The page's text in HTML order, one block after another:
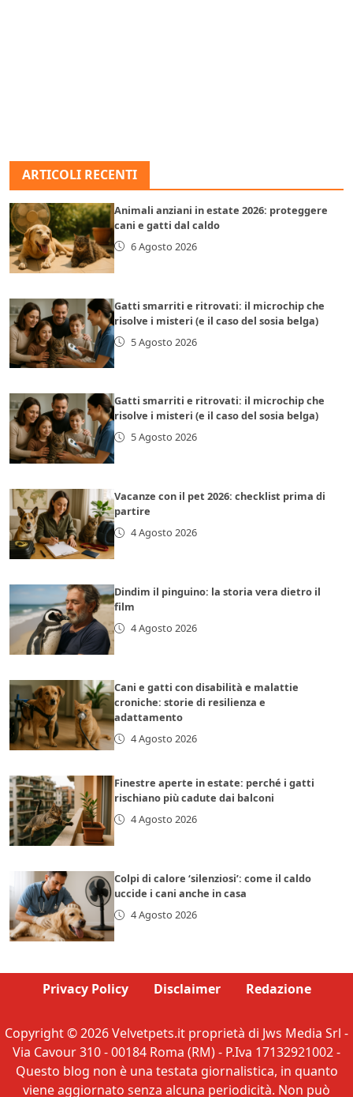
ARTICOLI RECENTI
Animali anziani in estate 2026: proteggere
cani e gatti dal caldo
6 Agosto 2026
Gatti smarriti e ritrovati: il microchip che
risolve i misteri (e il caso del sosia belga)
5 Agosto 2026
Gatti smarriti e ritrovati: il microchip che
risolve i misteri (e il caso del sosia belga)
5 Agosto 2026
Vacanze con il pet 2026: checklist prima di
partire
4 Agosto 2026
Dindim il pinguino: la storia vera dietro il
film
4 Agosto 2026
Cani e gatti con disabilità e malattie
croniche: storie di resilienza e
adattamento
4 Agosto 2026
Finestre aperte in estate: perché i gatti
rischiano più cadute dai balconi
4 Agosto 2026
Colpi di calore ‘silenziosi’: come il caldo
uccide i cani anche in casa
4 Agosto 2026
Privacy Policy Disclaimer Redazione
Copyright © 2026 Velvetpets.it proprietà di Jws Media Srl -
Via Cavour 310 - 00184 Roma (RM) - P.Iva 17132921002 -
Questo blog non è una testata giornalistica, in quanto
viene aggiornato senza alcuna periodicità. Non può